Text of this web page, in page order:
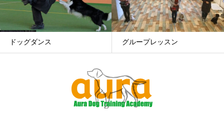
グループレッスン 幼稚園/ルーデンスクラス